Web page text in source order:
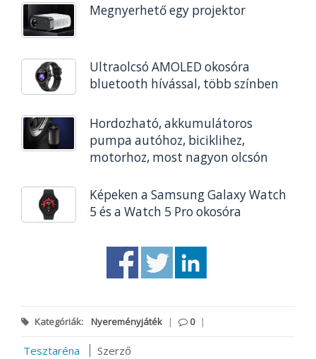
Megnyerhető egy projektor
Ultraolcsó AMOLED okosóra
bluetooth hívással, több színben
Hordozható, akkumulátoros
pumpa autóhoz, biciklihez,
motorhoz, most nagyon olcsón
Képeken a Samsung Galaxy Watch
5 és a Watch 5 Pro okosóra
Kategóriák: Nyereményjáték | 0 |
Tesztaréna
Szerző